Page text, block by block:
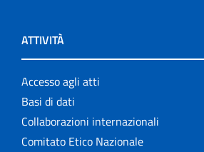
ATTIVITÀ
Accesso agli atti
Basi di dati
Collaborazioni internazionali
Comitato Etico Nazionale